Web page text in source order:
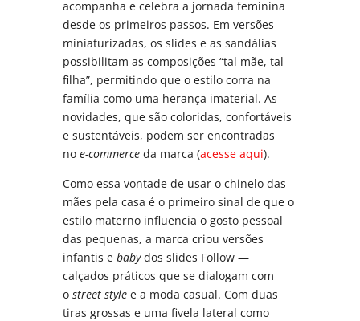
acompanha e celebra a jornada feminina
desde os primeiros passos. Em versões
miniaturizadas, os slides e as sandálias
possibilitam as composições “tal mãe, tal
filha”, permitindo que o estilo corra na
família como uma herança imaterial. As
novidades, que são coloridas, confortáveis
e sustentáveis, podem ser encontradas
noe-commerce da marca (acesse aqui).
Como essa vontade de usar o chinelo das
mães pela casa é o primeiro sinal de que o
estilo materno influencia o gosto pessoal
das pequenas, a marca criou versões
infantis ebabydos slides Follow —
calçados práticos que se dialogam com
ostreet style e a moda casual. Com duas
tiras grossas e uma fivela lateral como